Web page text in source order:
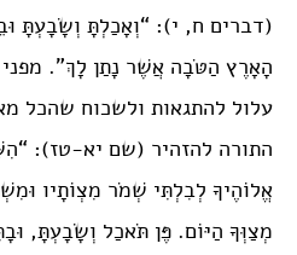
(דברים ח, י): “וְאָכַלְתָּ וְשָׂבָעְתָּ
הָאָרֶץ הַטֹּבָה אֲשֶׁר נָתַן לָךְ”.
עלול להתגאות ולשכוח שהכל
התורה להזהיר (שם יא-טז):
אֱלוֹהֶיךָ לְבִלְתִּי שְׁמֹר מִצְוֹתָיו
מְצַוְּךָ הַיּוֹם. פֶּן תֹּאכַל וְשָׂבָעְתָּ,